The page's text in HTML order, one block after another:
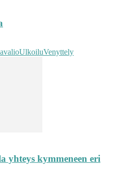
UlkoiluVenyttely
yhteys kymmeneen eri